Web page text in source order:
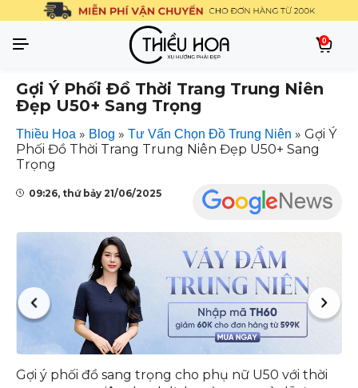
0
Gợi Ý Phối Đồ Thời Trang Trung Niên
Đẹp U50+ Sang Trọng
Thiều Hoa » Blog » Tư Vấn Chọn Đồ Trung Niên » Gợi Ý
Phối Đồ Thời Trang Trung Niên Đẹp U50+ Sang
Trọng
09:26, thứ bảy 21/06/2025
Gợi ý phối đồ sang trọng cho phụ nữ U50 với thời